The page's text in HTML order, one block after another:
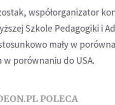
współorganizator
Szkole Pedagogiki i
mały w
porównaniu do USA.
POLECA